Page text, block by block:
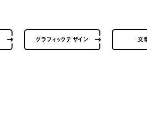
グラフィックデザイン 文